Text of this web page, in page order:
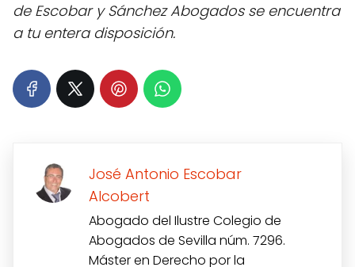
de Escobar y Sánchez Abogados se encuentra
a tu entera disposición.
José Antonio Escobar
Alcobert
Abogado del Ilustre Colegio de
Abogados de Sevilla núm. 7296.
Máster en Derecho por la